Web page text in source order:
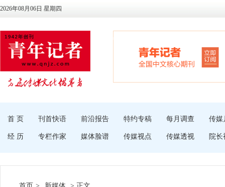
2026年08月06日 星期四
首 页 刊首快语 前沿报告 特约专稿 每月调查 传媒
经 历 专栏作家 媒体脸谱 传媒视点 传媒透视 院长